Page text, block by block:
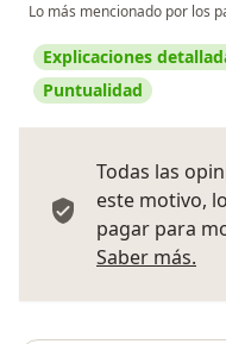
Revista Peruana de
Publica
2019 | Journal article
DOI: 10.17843/
EID: 2-s2.0-
CONTRIBUTORS:
Benavides, E.;
Quispe, D.; Chalco-
Córdova-Calderón,
Show more detail
Source
Lo más mencionado por los
Explicaciones
Puntualidad
Todas las
este motivo,
pagar para
Saber más.